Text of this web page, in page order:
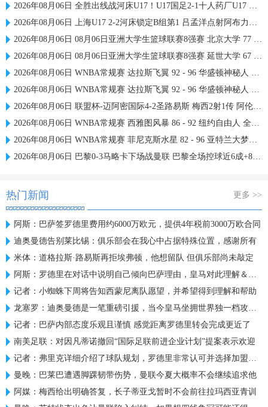
2026年08月06日 全胜出线战河床U17！U17国足2-1十人药厂U17 赵松源登场1分钟传射
2026年08月06日 上海U17 2-2河床锁定B组第1 吕孟洋点射阿布力米破门 将战A组第2
2026年08月06日 08月06日亚洲大学生篮球联赛8强赛 北京大学 77 - 79 上海交通大学 集锦
2026年08月06日 08月06日亚洲大学生篮球联赛8强赛 延世大学 67 - 72 政治大学 集锦
2026年08月06日 WNBA常规赛 达拉斯飞翼 92 - 96 华盛顿神秘人 全场集锦
2026年08月06日 WNBA常规赛 达拉斯飞翼 92 - 96 华盛顿神秘人 全场集锦
2026年08月06日 联盟杯-迈阿密国际4-2圣路易斯 梅西2射1传 阿伦助攻戴帽
2026年08月06日 WNBA常规赛 西雅图风暴 86 - 92 纽约自由人 全场集锦
2026年08月06日 WNBA常规赛 菲尼克斯水星 82 - 96 亚特兰大梦想 全场集锦
2026年08月06日 巴黎0-3马略卡下场战曼联 巴黎全场控球近6成+8射3正未果
热门新闻 更多 >>
阿斯：巴萨签罗德里费用约6000万欧元，提供4年税前3000万欧合同
迪奥曼德告别莱比锡：俱乐部会在我心中占据特殊位置，感谢所有
米体：道格拉斯·路易斯再拒埃弗顿，他想留队 但俱乐部尚未敲定
阿斯：罗德里在对话中说明自己倾向巴萨理由，皇马对此理解＆祝好
记者：小蜘蛛下周将告知西蒙尼离队愿望，并希望得到理解和帮助
龙塞罗：迪奥曼德是一笔重磅引援，当今皇马坐拥世界独一档攻击线
记者：巴萨内部态度乐观且谨慎 感觉距离罗德里转会完成更近了
南美足联：对因凡蒂诺撤回“国际足联前进企业计划”提案表示欢迎
记者：弗里克详细介绍了球队规划，罗德里非常认可并选择加盟巴萨
曼晚：巴莱巴遭遇脚踝韧带伤势，曼联今夏大概率不会继续追求他
阿媒：梅西给出明确答复，长子蒂亚戈暂时不会前往拉玛西亚青训